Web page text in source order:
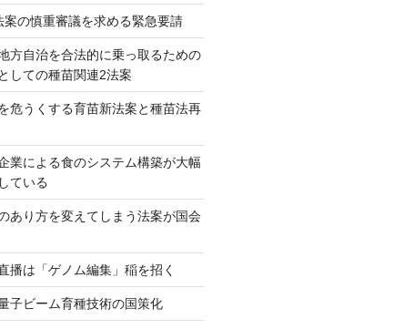
案の慎重審議を求める緊急要請
方自治を合法的に乗っ取るための
しての種苗関連2法案
危うくする育苗新法案と種苗法再
業による食のシステム構築が大幅
ている
あり方を変えてしまう法案が国会
播は「ゲノム編集」稲を招く
子ビーム育種技術の国策化